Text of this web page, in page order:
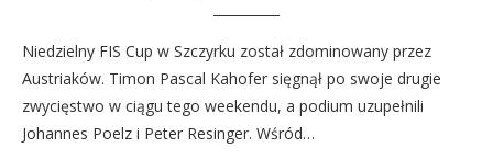
Niedzielny FIS Cup w Szczyrku został zdominowany przez
Austriaków. Timon Pascal Kahofer sięgnął po swoje drugie
zwycięstwo w ciągu tego weekendu, a podium uzupełnili
Johannes Poelz i Peter Resinger. Wśród…